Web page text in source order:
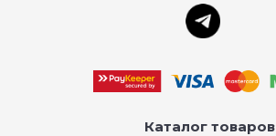
Каталог товаров